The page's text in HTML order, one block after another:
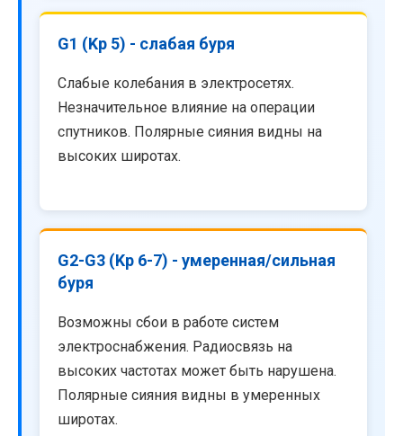
G1 (Kp 5) - слабая буря
Слабые колебания в электросетях.
Незначительное влияние на операции
спутников. Полярные сияния видны на
высоких широтах.
G2-G3 (Kp 6-7) - умеренная/сильная
буря
Возможны сбои в работе систем
электроснабжения. Радиосвязь на
высоких частотах может быть нарушена.
Полярные сияния видны в умеренных
широтах.